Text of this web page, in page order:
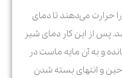
حرارت می‌دهند تا دمای
برسد. پس از این کار دمای شیر
رسانده و به آن مایه ماست در
و انتهای بسته شدن